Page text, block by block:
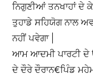
ਨਿਗੁਣੀਆਂ ਤਨਖਾਹਾਂ ਦੇ
ਤੁਹਾਡੇ ਸਹਿਯੋਗ ਨਾਲ
ਨਹੀਂ ਪਵੇਗਾ |
ਆਮ ਆਦਮੀ ਪਾਰਟੀ ਦੇ
ਦੇ ਦੌਰੇ ਦੌਰਾਨ€ਪਿੰਡ